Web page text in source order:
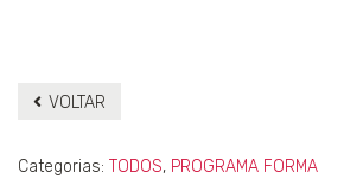
VOLTAR
Categorias: TODOS, PROGRAMA FORMA